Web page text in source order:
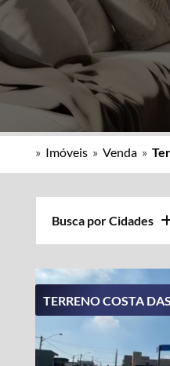
» Imóveis » Venda »
Busca por Cidades
TERRENO COSTA